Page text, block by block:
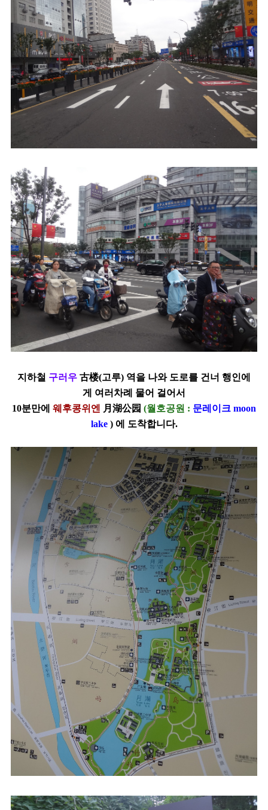
지하철 구러우 古楼(고루) 역을 나와 도로를 건너 행인에
게 여러차례 물어 걸어서
10분만에 웨후콩위엔 月湖公园 (월호공원 : 문레이크 moon
lake ) 에 도착합니다.